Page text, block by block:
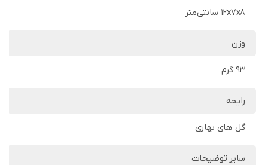
12x7x8 سانتی‌متر
وزن
93 گرم
رایحه
گل های بهاری
سایر توضیحات